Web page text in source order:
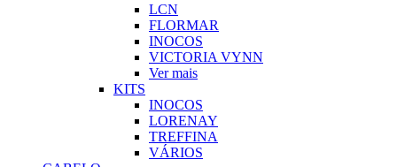
LCN
FLORMAR
INOCOS
VICTORIA VYNN
Ver mais
KITS
INOCOS
LORENAY
TREFFINA
VÁRIOS